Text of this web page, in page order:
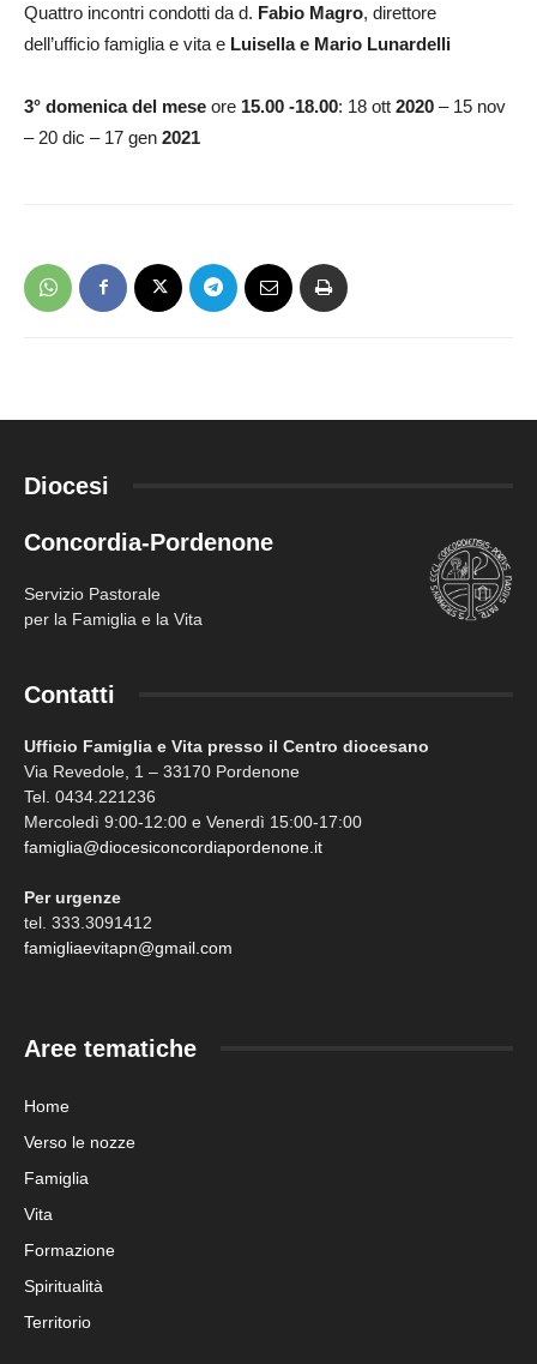
Quattro incontri condotti da d. Fabio Magro, direttore
dell’ufficio famiglia e vita e Luisella e Mario Lunardelli
3° domenica del mese ore 15.00 -18.00: 18 ott 2020 – 15 nov
– 20 dic – 17 gen 2021
Diocesi
Concordia-Pordenone
Servizio Pastorale
per la Famiglia e la Vita
Contatti
Ufficio Famiglia e Vita presso il Centro diocesano
Via Revedole, 1 – 33170 Pordenone
Tel. 0434.221236
Mercoledì 9:00-12:00 e Venerdì 15:00-17:00
famiglia@diocesiconcordiapordenone.it
Per urgenze
tel. 333.3091412
famigliaevitapn@gmail.com
Aree tematiche
Home
Verso le nozze
Famiglia
Vita
Formazione
Spiritualità
Territorio